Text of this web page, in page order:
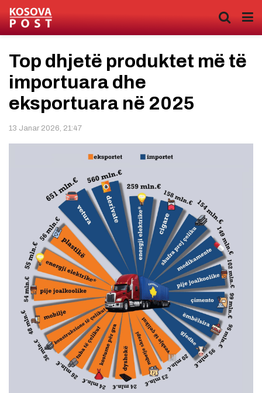
Top dhjetë produktet më të
importuara dhe
eksportuara në 2025
13 Janar 2026, 21:47